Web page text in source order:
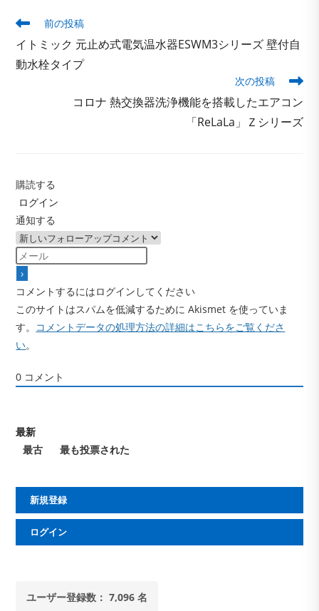
そ
他
の
前の投稿
イトミック 元止め式電気温水器ESWM3シリーズ 壁付自
動水栓タイプ
次の投稿
コロナ 熱交換器洗浄機能を搭載したエアコン
「ReLaLa」Ｚシリーズ
購読する
ログイン
通知する
コメントするにはログインしてください
このサイトはスパムを低減するために Akismet を使っていま
す。 コメントデータの処理方法の詳細はこちらをご覧くださ
い。
0 コメント
最新
最古
最も投票された
新規登録
ログイン
ユーザー登録数： 7,096 名